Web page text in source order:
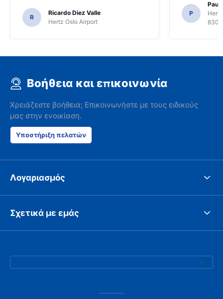
R
Ricardo Diez Valle
Hertz Oslo Airport
P
Paul
8300
Βοήθεια και επικοινωνία
Χρειάζεστε βοήθεια; Επικοινωνήστε με τους ειδικούς
μας στην ενοικίαση.
Υποστήριξη πελατών
Λογαριασμός
Σχετικά με εμάς